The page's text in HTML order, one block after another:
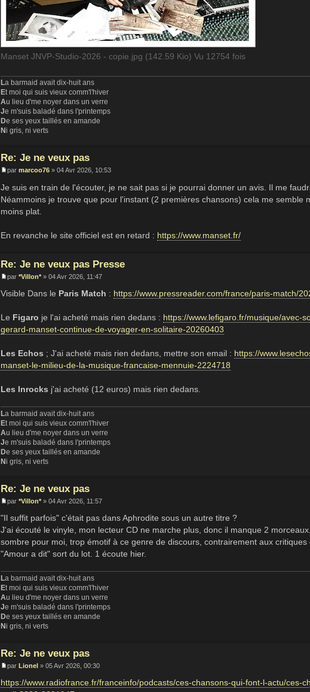
Manset JNVP-Studio-2026 - copie.jpg (142.59 Kio) Vu 12754 fois
La barmaid avait dix-huit ans
Et moi qui suis vieux comm'l'hiver
Au lieu d'me noyer dans un verre
Je m'suis baladé dans l'printemps
De ses yeux taillés en amande
Ni gris, ni verts
Re: Je ne veux pas
par marcoo76 » 04 Avr 2026, 10:53
Je suis en train de l'écouter, je ne sait pas si je pourrai donner un avis. Il me
Néammoins je trouve que pour l'instant (2 premières chansons) cela me semble
moins plat.
En revanche le site officiel est en retard : https://www.manset.fr/
Re: Je ne veux pas Presse
par *Villon* » 04 Avr 2026, 11:47
Visible Dans le Paris Match : https://www.pressreader.com/france/paris-match/
Le Figaro je l'ai acheté mais rien dedans : https://www.lefigaro.fr/musique/avec-
gerard-manset-continue-de-voyager-en-solitaire-20260403
Les Echos ; J'ai acheté mais rien dedans, mettre son email : https://
manset-le-milieu-de-la-musique-francaise-mennuie-2224718
Les Inrocks j'ai acheté (12 euros) mais rien dedans.
La barmaid avait dix-huit ans
Et moi qui suis vieux comm'l'hiver
Au lieu d'me noyer dans un verre
Je m'suis baladé dans l'printemps
De ses yeux taillés en amande
Ni gris, ni verts
Re: Je ne veux pas
par *Villon* » 04 Avr 2026, 11:57
"Il suffit parfois" c'était pas dans Aphrodite sous un autre titre ?
J'ai écouté le vinyle, mon lecteur CD ne marche plus, donc il manque 2
sombre pour moi, trop émotif à ce genre de discours, contrairement aux critiques
"Amour a dit" sort du lot. 1 écoute hier.
La barmaid avait dix-huit ans
Et moi qui suis vieux comm'l'hiver
Au lieu d'me noyer dans un verre
Je m'suis baladé dans l'printemps
De ses yeux taillés en amande
Ni gris, ni verts
Re: Je ne veux pas
par Lionel » 05 Avr 2026, 00:30
https://www.radiofrance.fr/franceinfo/podcasts/ces-chansons-qui-font-l-actu/ces-